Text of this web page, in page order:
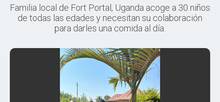
Familia local de Fort Portal, Uganda acoge a 30 niños
de todas las edades y necesitan su colaboración
para darles una comida al día.